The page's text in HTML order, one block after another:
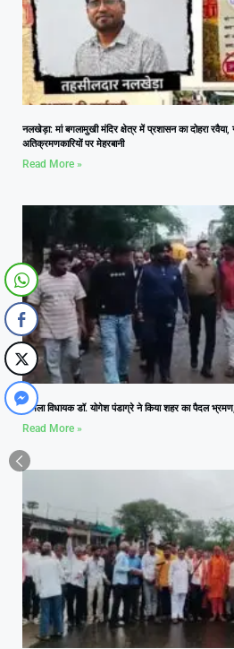
नलखेड़ा: मां बगलामुखी मंदिर क्षेत्र में प्रशासन का दोहरा रवैया,
अतिक्रमणकारियों पर मेहरबानी
Read More »
आमला विधायक डॉ. योगेश पंडाग्रे ने किया शहर का पैदल भ्रमण,
Read More »